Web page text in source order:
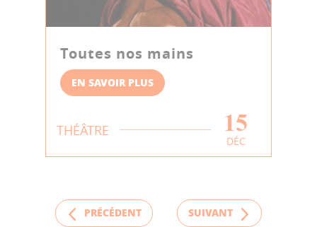
Toutes nos mains
EN SAVOIR PLUS
THÉÂTRE 15
DÉC
PRÉCÉDENT SUIVANT